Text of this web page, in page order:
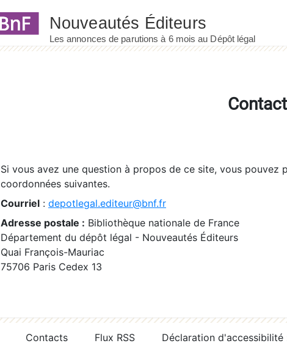
Si vous avez une question à propos de ce site, vous pouvez
coordonnées suivantes.
Courriel : depotlegal.editeur@bnf.fr
Adresse postale : Bibliothèque nationale de France
Département du dépôt légal - Nouveautés Éditeurs
Quai François-Mauriac
75706 Paris Cedex 13
Contacts Flux RSS Déclaration